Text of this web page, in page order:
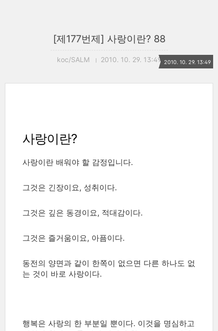
[제177번제] 사랑이란? 88
koc/SALM 2010. 10. 29. 13:49 2010. 10. 29. 13:49
사랑이란?
사랑이란 배워야 할 감정입니다.
그것은 긴장이요, 성취이다.
그것은 깊은 동경이요, 적대감이다.
그것은 즐거움이요, 아픔이다.
동전의 양면과 같이 한쪽이 없으면 다른 하나도 없
는 것이 바로 사랑이다.
행복은 사랑의 한 부분일 뿐이다. 이것을 명심하고